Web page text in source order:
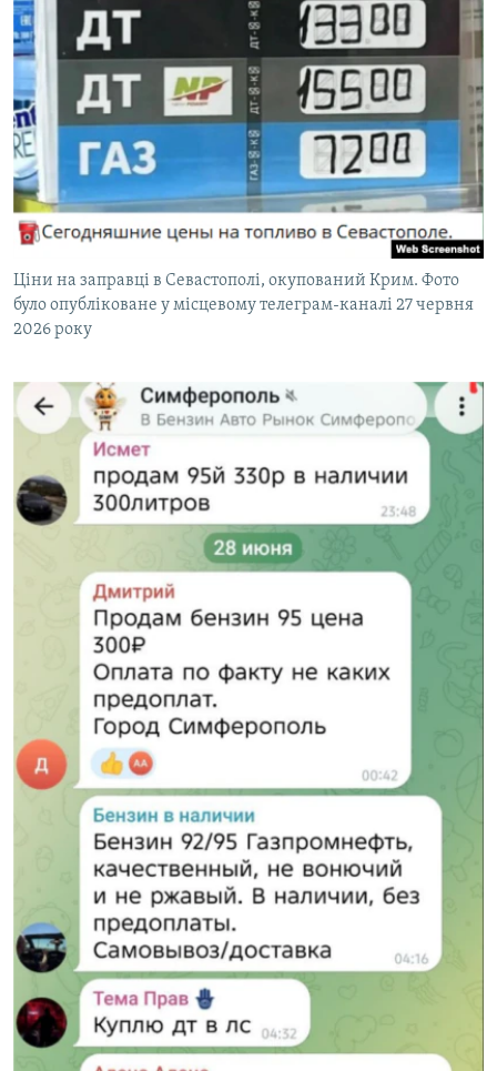
Ціни на заправці в Севастополі, окупований Крим. Фото
було опубліковане у місцевому телеграм-каналі 27 червня
2026 року